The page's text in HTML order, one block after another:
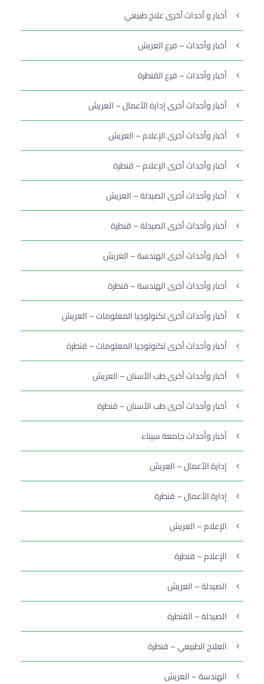
أخبار و أحداث أخرى علاج طبيعي
أخبار وأحداث – فرع العريش
أخبار وأحداث – فرع القنطرة
أخبار وأحداث أخرى إدارة الأعمال – العريش
أخبار وأحداث أخرى الإعلام – العريش
أخبار وأحداث أخرى الإعلام – قنطرة
أخبار وأحداث أخرى الصيدلة – العريش
أخبار وأحداث أخرى الصيدلة – قنطرة
أخبار وأحداث أخرى الهندسة – العريش
أخبار وأحداث أخرى الهندسة – قنطرة
أخبار وأحداث أخرى تكنولوجيا المعلومات – العريش
أخبار وأحداث أخرى تكنولوجيا المعلومات – قنطرة
أخبار وأحداث أخرى طب الأسنان – العريش
أخبار وأحداث أخرى طب الأسنان – قنطرة
أخبار وأحداث جامعة سيناء
إدارة الأعمال – العريش
إدارة الأعمال – قنطرة
الإعلام – العريش
الإعلام – قنطرة
الصيدلة – العريش
الصيدلة – القنطرة
العلاج الطبيعي – قنطرة
الهندسة – العريش